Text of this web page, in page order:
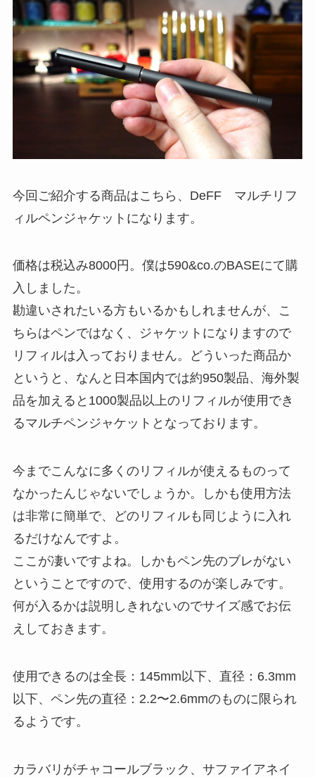
今回ご紹介する商品はこちら、DeFF マルチリフ
ィルペンジャケットになります。
価格は税込み8000円 。僕は590&co.のBASEにて購
入しました。
勘違いされたいる方もいるかもしれませんが、こ
ちらはペンではなく、ジャケットになりますので
リフィルは入っておりません。どういった商品か
というと、なんと⽇本国内では約950製品、海外製
品を加えると 1000製品以上のリフィルが使用でき
るマルチペンジャケットとなっております。
今までこんなに多くのリフィルが使えるものって
なかったんじゃないでしょうか。しかも使用方法
は非常に簡単で、
どのリフィルも同じように入れ
るだけなんですよ。
ここが凄いですよね。しかもペン先のブレがない
ということですので、使用するのが楽しみです。
何が入るかは説明しきれないのでサイズ感でお伝
えしておきます。
使用できるのは全長：145mm以下、直径：6.3mm
以下、ペン先の直径：2.2〜2.6mmのものに限られ
るようです。
カラバリがチャコールブラック、サファイアネイ